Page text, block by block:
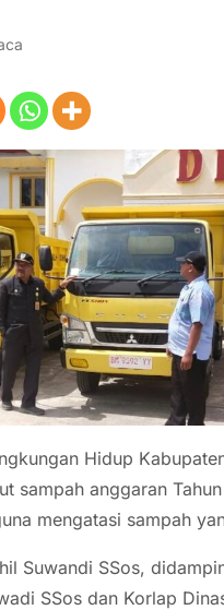
Hidup
sampah anggaran
mengatasi sampah
Suwandi SSos,
SSos dan Korlap